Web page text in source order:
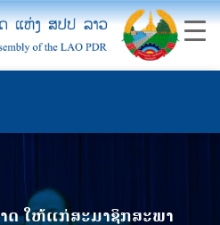
ດ ໃຫ້ແກ່ສະມາຊິກສະພາ